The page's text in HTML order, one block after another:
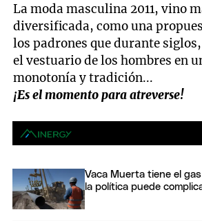
La moda masculina 2011, vino
diversificada, como una
los padrones que durante
el vestuario de los hombres en
monotonía y tradición...
¡Es el momento para atreverse!
Vaca Muerta tiene el
la política puede